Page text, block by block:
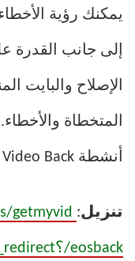
يمكنك رؤية
إلى جانب
الإصلاح والبايت
المتخطاة
أنشطة Get My Video Back.
تنزيل:
getmyvid
eosback/؟source=typ_redirect